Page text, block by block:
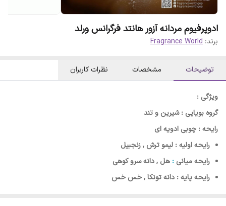
ادوپرفیوم مردانه آزور هانتد فرگرانس ورلد
برند: Fragrance World
توضیحات مشخصات نظرات کاربران
ویژگی :
گروه بویایی : شیرین و تند
رایحه : چوبی ادویه ای
رایحه اولیه : لیمو ترش , زنجبیل
رایحه میانی : هل , دانه سرو کوهی
رایحه پایه : دانه تونکا , خس خس